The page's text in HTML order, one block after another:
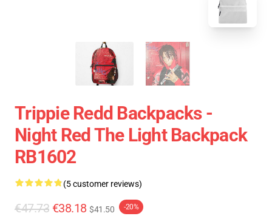
Trippie Redd Backpacks -
Night Red The Light Backpack
RB1602
(5 customer reviews)
€47.73 €38.18 $41.50 -20%